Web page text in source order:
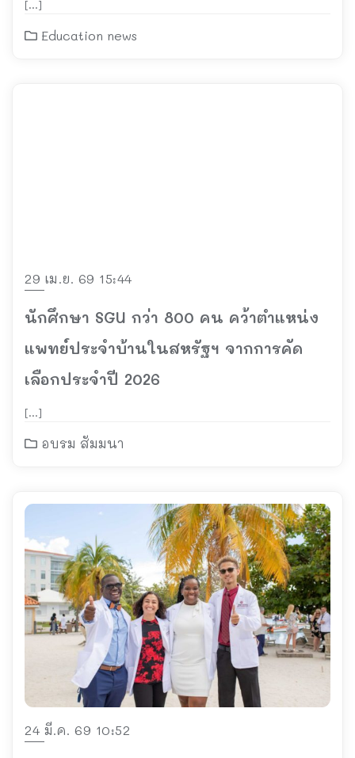
[…]
Education news
29 เม.ย. 69 15:44
นักศึกษา SGU กว่า 800 คน คว้าตำแหน่ง
แพทย์ประจำบ้านในสหรัฐฯ จากการคัด
เลือกประจำปี 2026
[…]
อบรม สัมมนา
24 มี.ค. 69 10:52